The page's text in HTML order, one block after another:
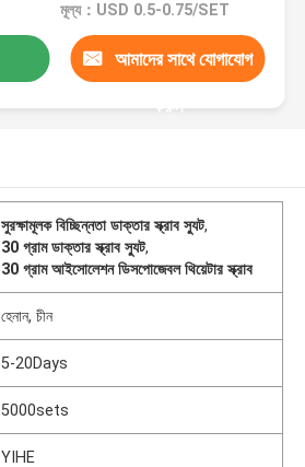
মূল্য：USD 0.5-0.75/SET
আমাদের সাথে যোগাযোগ
করুন
সুরক্ষামূলক বিচ্ছিন্নতা ডাক্তার স্ক্রাব স্যুট,
30 গ্রাম ডাক্তার স্ক্রাব স্যুট,
30 গ্রাম আইসোলেশন ডিসপোজেবল থিয়েটার স্ক্রাব
হেনান, চীন
5-20Days
5000sets
YIHE